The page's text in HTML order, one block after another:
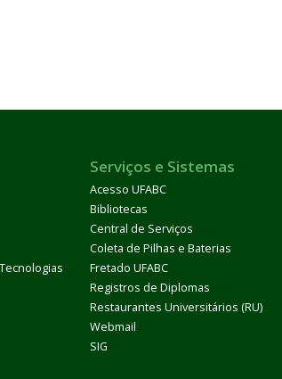
Serviços e Sistemas
Acesso UFABC
Bibliotecas
Central de Serviços
Coleta de Pilhas e Baterias
Fretado UFABC
Registros de Diplomas
Restaurantes Universitários (RU)
Webmail
SIG